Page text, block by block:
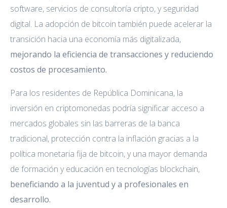
software, servicios de consultoría cripto, y seguridad
digital. La adopción de bitcoin también puede acelerar la
transición hacia una economía más digitalizada,
mejorando la eficiencia de transacciones y reduciendo
costos de procesamiento.
Para los residentes de República Dominicana, la
inversión en criptomonedas podría significar acceso a
mercados globales sin las barreras de la banca
tradicional, protección contra la inflación gracias a la
política monetaria fija de bitcoin, y una mayor demanda
de formación y educación en tecnologías blockchain,
beneficiando a la juventud y a profesionales en
desarrollo.